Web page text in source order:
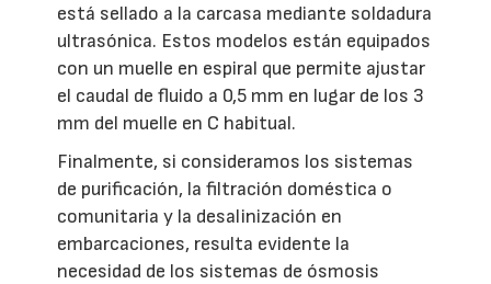
está sellado a la carcasa mediante soldadura
ultrasónica. Estos modelos están equipados
con un muelle en espiral que permite ajustar
el caudal de fluido a 0,5 mm en lugar de los 3
mm del muelle en C habitual.
Finalmente, si consideramos los sistemas
de purificación, la filtración doméstica o
comunitaria y la desalinización en
embarcaciones, resulta evidente la
necesidad de los sistemas de ósmosis